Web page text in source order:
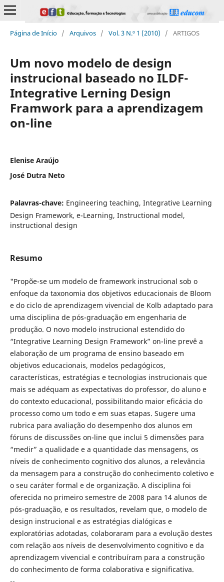
Página de Início / Arquivos / Vol. 3 N.º 1 (2010) / ARTIGOS
Um novo modelo de design
instrucional baseado no ILDF-
Integrative Lerning Design
Framwork para a aprendizagem
on-line
Elenise Araújo
José Dutra Neto
Palavras-chave: Engineering teaching, Integrative Learning
Design Framework, e-Learning, Instructional model,
instructional design
Resumo
"Propõe-se um modelo de framework instrucional sob o
enfoque da taxonomia dos objetivos educacionais de Bloom
e do ciclo de aprendizagem vivencial de Kolb adaptado para
uma disciplina de pós-graduação em engenharia de
produção. O novo modelo instrucional estendido do
“Integrative Learning Design Framework” on-line prevê a
elaboração de um programa de ensino baseado em
objetivos educacionais, modelos pedagógicos,
características, estratégias e tecnologias instrucionais que
mais se adéquam as expectativas do professor, do aluno e
do contexto educacional, possibilitando maior eficácia do
processo como um todo e em suas etapas. Sugere uma
rubrica para avaliação do desempenho dos alunos em
fóruns de discussões on-line que inclui 5 dimensões para
“medir” a qualidade e a quantidade das mensagens, os
níveis de conhecimento cognitivo dos alunos, a relevância
da mensagem para a construção do conhecimento coletivo e
o seu caráter formal e de organização. A disciplina foi
oferecida no primeiro semestre de 2008 para 14 alunos de
pós-graduação, e os resultados, revelam que, o modelo de
design instrucional e as estratégias dialógicas e
exploratórias adotadas, colaboraram para a evolução destes
com relação aos níveis de desenvolvimento cognitivo e da
aprendizagem vivencial e contribuíram para a construção
do conhecimento de forma colaborativa e significativa.